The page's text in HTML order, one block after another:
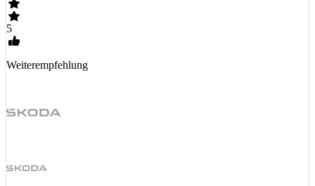
5
Weiterempfehlung